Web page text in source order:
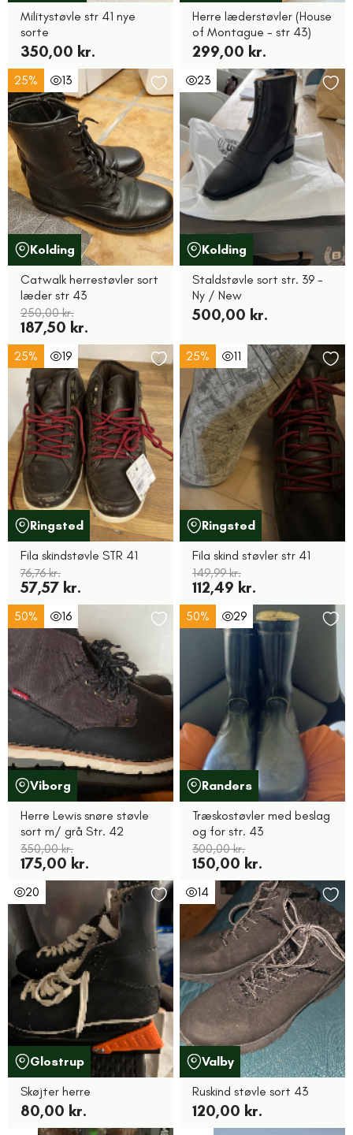
Militystøvle str 41 nye
sorte
350,00 kr.
Herre læderstøvler (House
of Montague - str 43)
299,00 kr.
25% 13
Kolding
Catwalk herrestøvler sort
læder str 43
250,00 kr.
187,50 kr.
23
Kolding
Staldstøvle sort str. 39 -
Ny / New
500,00 kr.
25% 19
Ringsted
Fila skindstøvle STR 41
76,76 kr.
57,57 kr.
25% 11
Ringsted
Fila skind støvler str 41
149,99 kr.
112,49 kr.
50% 16
Viborg
Herre Lewis snøre støvle
sort m/ grå Str. 42
350,00 kr.
175,00 kr.
50% 29
Randers
Træskostøvler med beslag
og for str. 43
300,00 kr.
150,00 kr.
20
Glostrup
Skøjter herre
80,00 kr.
14
Valby
Ruskind støvle sort 43
120,00 kr.